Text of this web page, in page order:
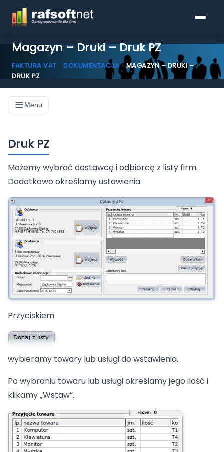
Porównanie funkcjonalności
KSeF
Blog
Pomoc
Polski English
Magazyn – Druki – Druk PZ
FAKTURA VAT DOKUMENTACJA»MAGAZYN – DRUKI –
DRUK PZ
Menu
Druk PZ
Możemy wybrać dostawcę i odbiorcę z listy firm.
Dodatkowo określamy ustawienia.
Przyciskiem
wybieramy towary lub usługi do wstawienia.
Po wybraniu towaru lub usługi określamy jego ilość i
klikamy „Wstaw”.